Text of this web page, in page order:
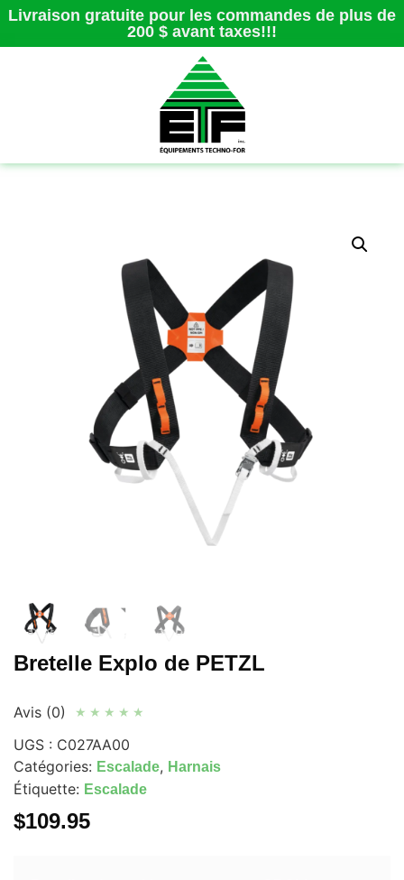
Livraison gratuite pour les commandes de plus de
200 $ avant taxes!!!
Bretelle Explo de PETZL
Avis (0) ★ ★ ★ ★ ★
UGS : C027AA00
Catégories: Escalade, Harnais
Étiquette: Escalade
$109.95